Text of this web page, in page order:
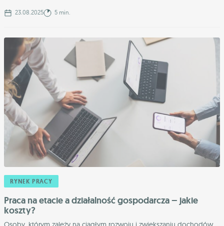
23.08.2025 5 min.
RYNEK PRACY
Praca na etacie a działalność gospodarcza – jakie
koszty?